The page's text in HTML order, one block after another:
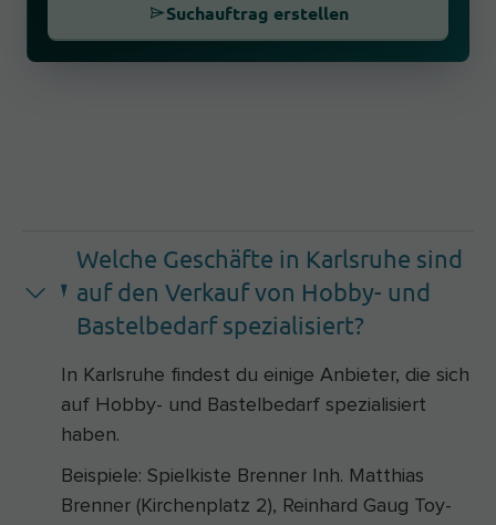
Suchauftrag erstellen
Welche Geschäfte in Karlsruhe sind
auf den Verkauf von Hobby- und
Bastelbedarf spezialisiert?
In Karlsruhe findest du einige Anbieter, die sich
auf Hobby- und Bastelbedarf spezialisiert
haben.
Beispiele: Spielkiste Brenner Inh. Matthias
Brenner (Kirchenplatz 2), Reinhard Gaug Toy-